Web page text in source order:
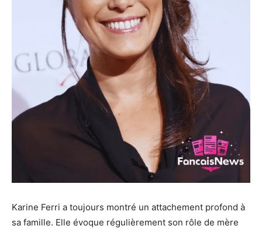
Karine Ferri a toujours montré un attachement profond à
sa famille. Elle évoque régulièrement son rôle de mère